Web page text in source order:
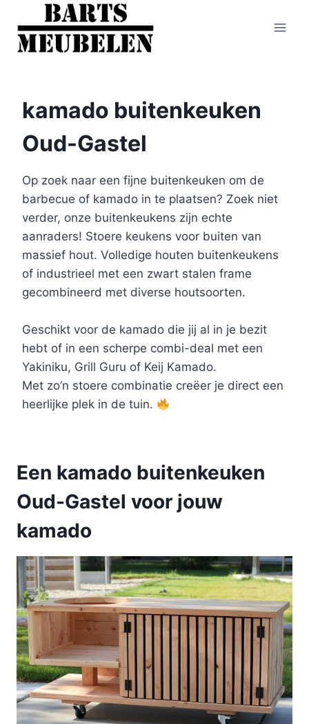
Doorgaan
naar
inhoud
kamado buitenkeuken
Oud-Gastel
Op zoek naar een fijne buitenkeuken om de
barbecue of kamado in te plaatsen? Zoek niet
verder, onze buitenkeukens zijn echte
aanraders! Stoere keukens voor buiten van
massief hout. Volledige houten buitenkeukens
of industrieel met een zwart stalen frame
gecombineerd met diverse houtsoorten.
Geschikt voor de kamado die jij al in je bezit
hebt of in een scherpe combi-deal met een
Yakiniku, Grill Guru of Keij Kamado.
Met zo’n stoere combinatie creëer je direct een
heerlijke plek in de tuin.
Een kamado buitenkeuken
Oud-Gastel voor jouw
kamado